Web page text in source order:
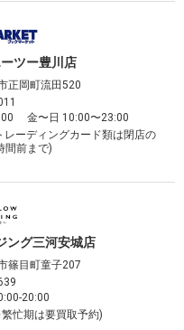
ツー豊川店
正岡町流田520
金〜日 10:00〜23:00
ーディングカード類は閉店の
間前まで)
ング三河安城店
篠目町童子207
20:00
忙期は要買取予約)